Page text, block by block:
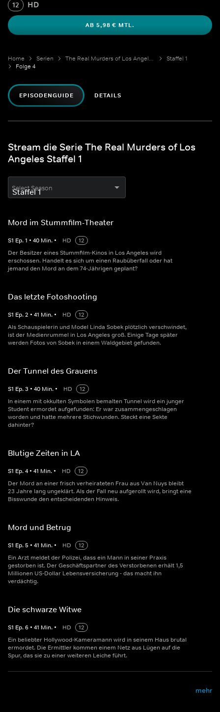
12 HD
AB 5,98 € MTL.
Home Serien The Real Murders of Los Angeles
Staffel 1
Folge 4
EPISODENGUIDE DETAILS
Stream die Serie The Real Murders of Los
Angeles Staffel 1
Select Season
Mord im Stummfilm-Theater
S1 Ep.1 • 40 Min. • HD
12
Der Besitzer eines Stummfilm-Kinos in Los Angeles wird
erschossen. Handelt es sich um einen Raubüberfall oder hat
jemand den Mord an dem 74-Jährigen geplant?
Das letzte Fotoshooting
S1 Ep.2 • 41 Min. • HD
12
Als Schauspielerin und Model Linda Sobek plötzlich verschwindet,
ist der Medienrummel in Los Angeles groß. Einige Tage später
werden Fotos von Sobek in einem Waldgebiet gefunden.
Der Tunnel des Grauens
S1 Ep.3 • 40 Min. • HD
12
In einem mit okkulten Symbolen bemalten Tunnel wird ein junger
Student ermordet aufgefunden: Er war zusammengeschlagen
worden und hatte mehrere Stichwunden. Steckt eine Sekte
dahinter?
Blutige Zeiten in LA
S1 Ep.4 • 41 Min. • HD
12
Der Mord an einer frisch verheirateten Frau aus Van Nuys bleibt
23 Jahre lang ungeklärt. Als der Fall neu aufgerollt wird, bringt eine
Bisswunde den entscheidenden Hinweis.
Mord und Betrug
S1 Ep.5 • 41 Min. • HD
12
Ein Arzt meldet der Polizei, dass ein Mann in seiner Praxis
gestorben ist. Der Geschäftspartner des Verstorbenen erhält 1,5
Millionen US-Dollar Lebensversicherung - das macht ihn
verdächtig.
Die schwarze Witwe
S1 Ep.6 • 41 Min. • HD
12
Ein beliebter Hollywood-Kameramann wird in seinem Haus brutal
ermordet. Die Ermittler kommen einem Netz aus Lügen auf die
Spur, das sie zu einer weiteren Leiche führt.
mehr